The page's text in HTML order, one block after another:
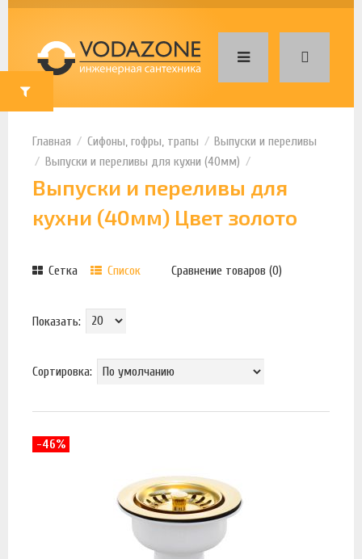
Сифоны, гофры, трапы
Выпуски и переливы
Выпуски и переливы для кухни (40мм)
Выпуски и переливы для
кухни (40мм) Цвет золото
Сетка Список Сравнение товаров (0)
Показать:
Сортировка:
-46%